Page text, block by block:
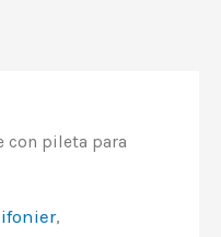
con pileta para
,